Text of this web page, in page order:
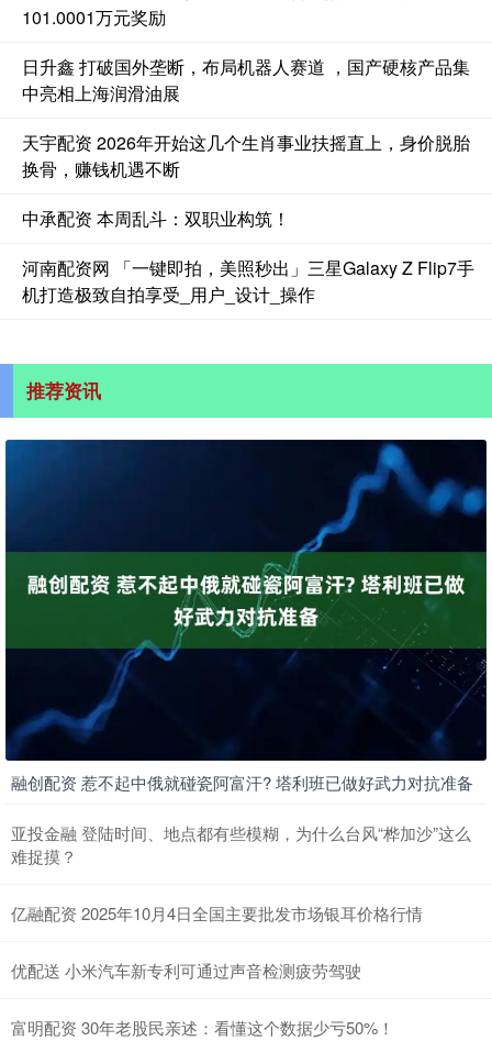
101.0001万元奖励
日升鑫 打破国外垄断，布局机器人赛道 ，国产硬核产品集
中亮相上海润滑油展
天宇配资 2026年开始这几个生肖事业扶摇直上，身价脱胎
换骨，赚钱机遇不断
中承配资 本周乱斗：双职业构筑！
河南配资网 「一键即拍，美照秒出」三星Galaxy Z Flip7手
机打造极致自拍享受_用户_设计_操作
推荐资讯
融创配资 惹不起中俄就碰瓷阿富汗? 塔利班已做好武力对抗准备
亚投金融 登陆时间、地点都有些模糊，为什么台风“桦加沙”这么
难捉摸？
亿融配资 2025年10月4日全国主要批发市场银耳价格行情
优配送 小米汽车新专利可通过声音检测疲劳驾驶
富明配资 30年老股民亲述：看懂这个数据少亏50%！